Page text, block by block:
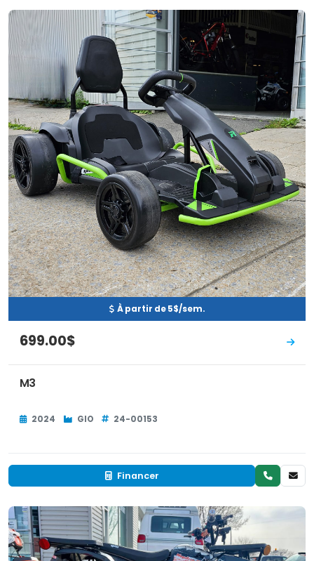
EN INVENTAIRE Neuf
À partir de 5$/sem.
699.00$
M3
2024 GIO 24-00153
Financer
EN INVENTAIRE Neuf